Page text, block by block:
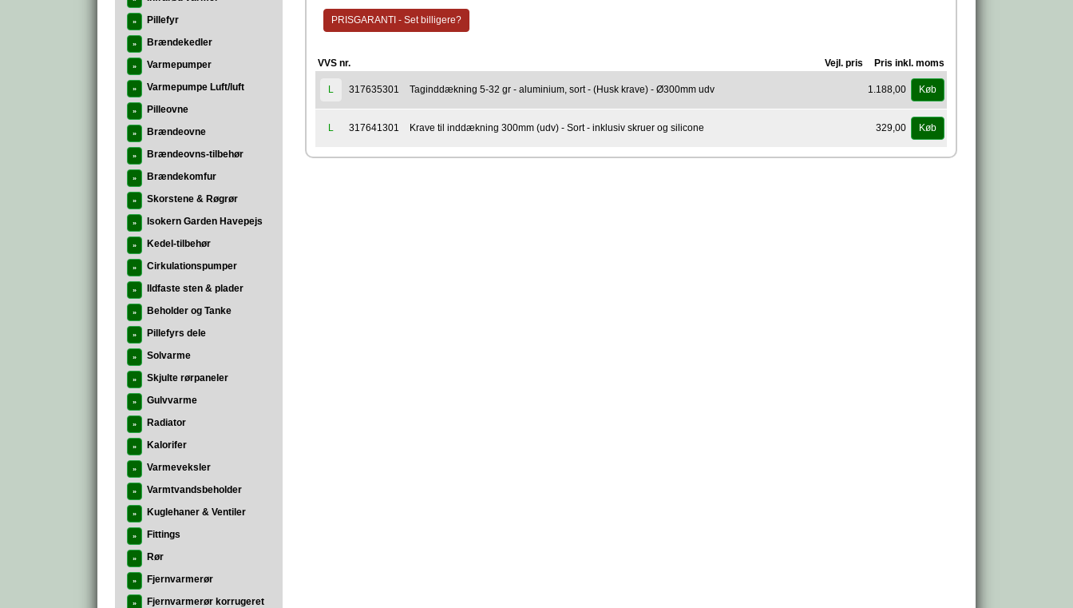
» Pillefyr
» Brændekedler
» Varmepumper
» Varmepumpe Luft/luft
» Pilleovne
» Brændeovne
» Brændeovns-tilbehør
» Brændekomfur
» Skorstene & Røgrør
» Isokern Garden Havepejs
» Kedel-tilbehør
» Cirkulationspumper
» Ildfaste sten & plader
» Beholder og Tanke
» Pillefyrs dele
» Solvarme
» Skjulte rørpaneler
» Gulvvarme
» Radiator
» Kalorifer
» Varmeveksler
» Varmtvandsbeholder
» Kuglehaner & Ventiler
» Fittings
» Rør
» Fjernvarmerør
» Fjernvarmerør korrugeret
PRISGARANTI - Set billigere?
VVS nr. Vejl. pris Pris inkl. moms
L 317635301 Taginddækning 5-32 gr - aluminium, sort - (Husk krave) - Ø300mm udv 1.188,00 Køb
L 317641301 Krave til inddækning 300mm (udv) - Sort - inklusiv skruer og silicone 329,00 Køb